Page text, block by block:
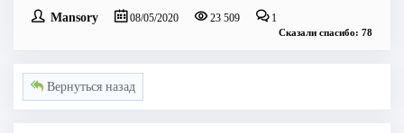
Mansory 08/05/2020 23 509 1
Сказали спасибо: 78
Вернуться назад